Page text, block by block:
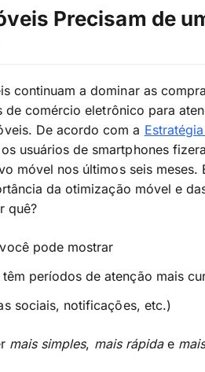
Precisam de
continuam a dominar as
de comércio eletrônico para
De acordo com a
usuários de smartphones
móvel nos últimos seis meses.
da otimização móvel e
quê?
pode mostrar
períodos de atenção mais
sociais, notificações, etc.)
mais simples, mais rápidae